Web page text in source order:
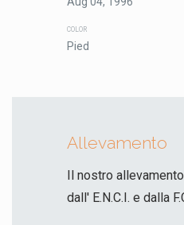
COLOR
Pied
Allevamento
Il nostro
dall' E.N.C.I. e dalla